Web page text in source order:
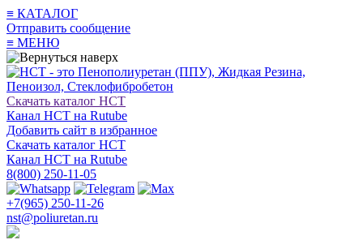
≡ КАТАЛОГ
Отправить сообщение
≡ МЕНЮ
Скачать каталог НСТ
Канал НСТ на Rutube
Добавить сайт в избранное
Скачать каталог НСТ
Канал НСТ на Rutube
8(800) 250-11-05
+7(965) 250-11-26
nst@poliuretan.ru